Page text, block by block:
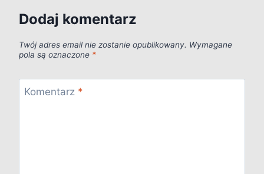
Dodaj komentarz
Twój adres email nie zostanie opublikowany. Wymagane
pola są oznaczone *
Komentarz *